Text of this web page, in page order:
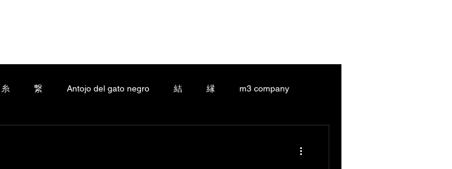
糸 繋 Antojo del gato negro 結 縁 m3 company